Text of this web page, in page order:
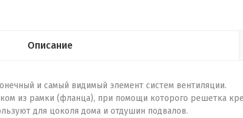
Описание
и самый видимый элемент систем вентиляции.
из рамки (фланца), при помощи которого решетка
для цоколя дома и отдушин подвалов.